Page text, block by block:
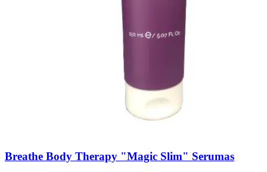
Breathe Body Therapy "Magic Slim" Serumas